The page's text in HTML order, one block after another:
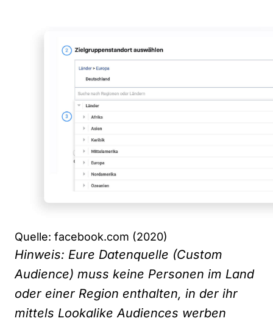
Quelle: facebook.com (2020)
Hinweis: Eure Datenquelle (Custom
Audience) muss keine Personen im Land
oder einer Region enthalten, in der ihr
mittels Lookalike Audiences werben